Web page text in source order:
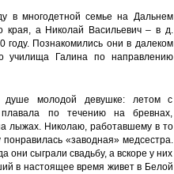
в многодетной семье на Дальнем
края, а Николай Васильевич – в д.
году. Познакомились они в далеком
училища Галина по направлению
душе молодой девушке: летом с
по течению на бревнах,
лыжах. Николаю, работавшему в то
«заводная» медсестра.
они сыграли свадьбу, а вскоре у них
в настоящее время живет в Белой